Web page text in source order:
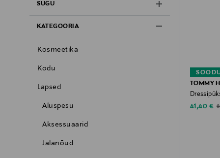
SUGU
KATEGOORIA
Kosmeetika
Kodu
Lapsed
Aluspesu
Aksessuaarid
Jalanõud
TOMMY
41,40 €